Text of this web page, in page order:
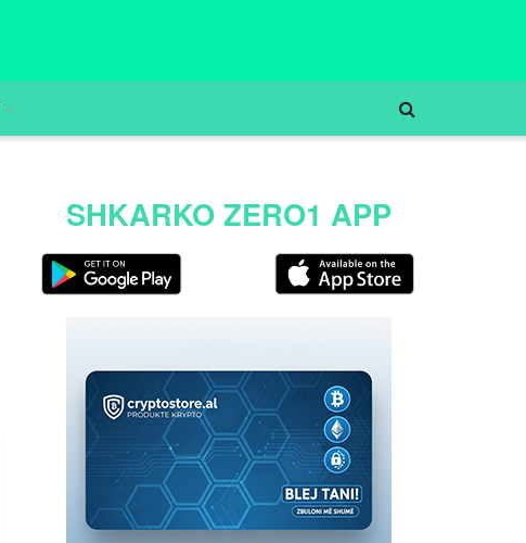
SHKARKO ZERO1 APP